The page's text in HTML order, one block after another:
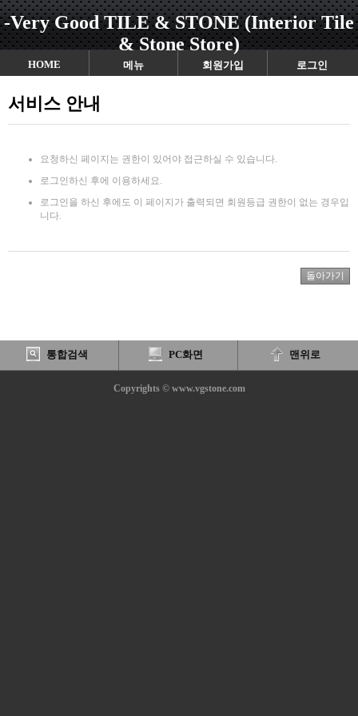
-Very Good TILE & STONE (Interior Tile
& Stone Store)
HOME 메뉴 회원가입 로그인
서비스 안내
요청하신 페이지는 권한이 있어야 접근하실 수 있습니다.
로그인하신 후에 이용하세요.
로그인을 하신 후에도 이 페이지가 출력되면 회원등급 권한이 없는 경우입
니다.
통합검색 PC화면 맨위로
Copyrights © www.vgstone.com